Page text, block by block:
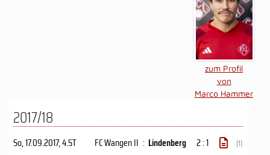
zum Profil
von
Marco Hammer
2017/18
So, 17.09.2017, 4.ST FC Wangen II : Lindenberg 2 : 1 (1)